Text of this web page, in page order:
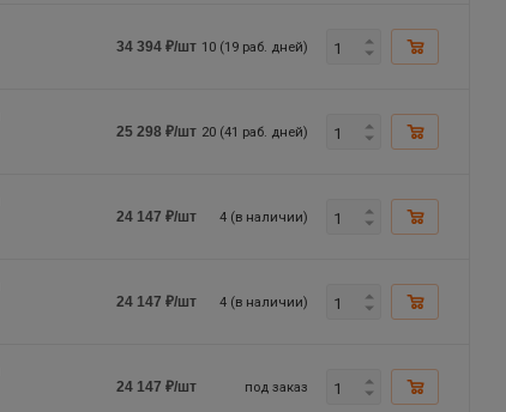
34 394 ₽/шт 10 (19 раб. дней)
25 298 ₽/шт 20 (41 раб. дней)
24 147 ₽/шт 4 (в наличии)
24 147 ₽/шт 4 (в наличии)
24 147 ₽/шт под заказ